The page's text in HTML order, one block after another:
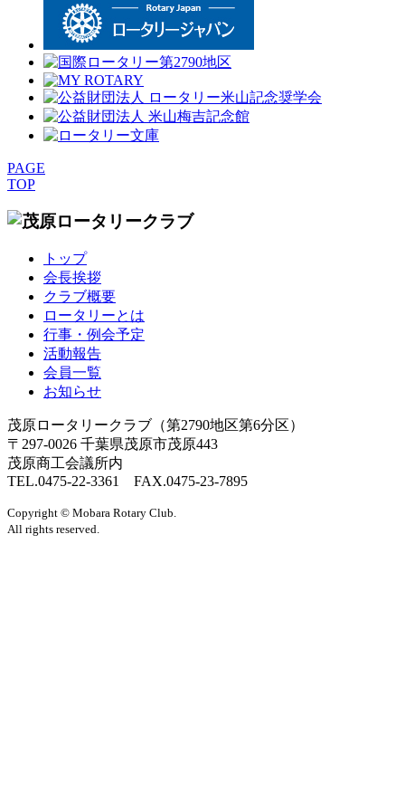
PAGE
TOP
トップ
会長挨拶
クラブ概要
ロータリーとは
行事・例会予定
活動報告
会員一覧
お知らせ
茂原ロータリークラブ（第2790地区第6分区）
〒297-0026 千葉県茂原市茂原443
茂原商工会議所内
TEL.0475-22-3361 FAX.0475-23-7895
Copyright © Mobara Rotary Club.
All rights reserved.